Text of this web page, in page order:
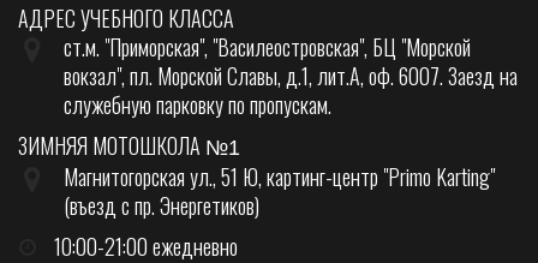
АДРЕС УЧЕБНОГО КЛАССА
ст.м. "Приморская", "Василеостровская", БЦ "Морской
вокзал", пл. Морской Славы, д.1, лит.А, оф. 6007. Заезд на
служебную парковку по пропускам.
ЗИМНЯЯ МОТОШКОЛА №1
Магнитогорская ул., 51 Ю, картинг-центр "Primo Karting"
(въезд с пр. Энергетиков)
10:00-21:00 ежедневно